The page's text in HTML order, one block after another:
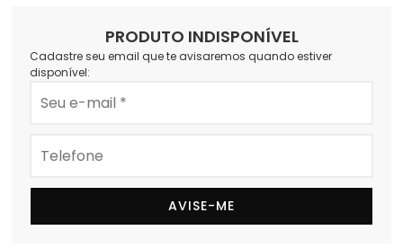
PRODUTO INDISPONÍVEL
Cadastre seu email que te avisaremos quando estiver
disponível:
AVISE-ME